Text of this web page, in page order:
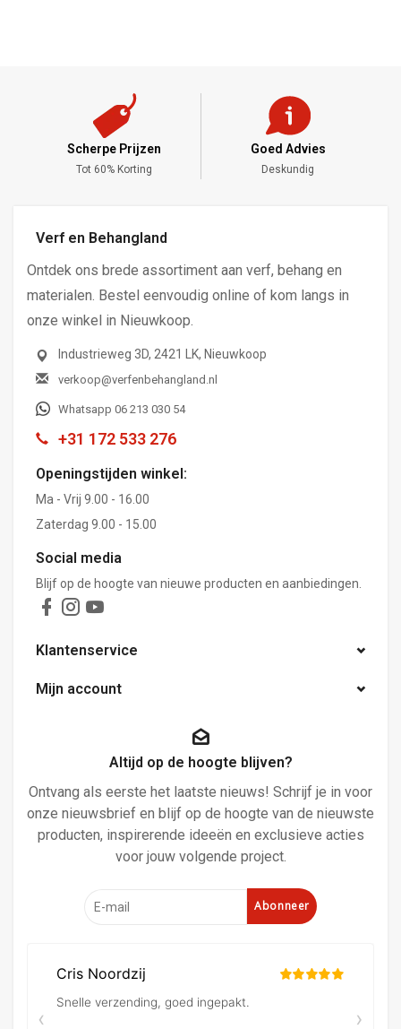
Scherpe Prijzen
Tot 60% Korting
Goed Advies
Deskundig
Verf en Behangland
Ontdek ons brede assortiment aan verf, behang en
materialen. Bestel eenvoudig online of kom langs in
onze winkel in Nieuwkoop.
Industrieweg 3D, 2421 LK, Nieuwkoop
verkoop@verfenbehangland.nl
Whatsapp 06 213 030 54
+31 172 533 276
Openingstijden winkel:
Ma - Vrij 9.00 - 16.00
Zaterdag 9.00 - 15.00
Social media
Blijf op de hoogte van nieuwe producten en aanbiedingen.
Klantenservice
Mijn account
Altijd op de hoogte blijven?
Ontvang als eerste het laatste nieuws! Schrijf je in voor
onze nieuwsbrief en blijf op de hoogte van de nieuwste
producten, inspirerende ideeën en exclusieve acties
voor jouw volgende project.
Abonneer